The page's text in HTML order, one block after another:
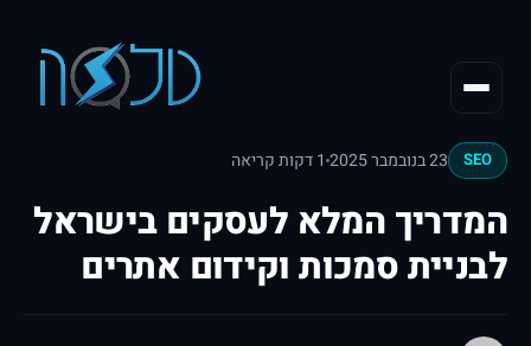
SEO 23 בנובמבר 2025 1 דקות קריאה
המדריך המלא לעסקים בישראל
לבניית סמכות וקידום אתרים